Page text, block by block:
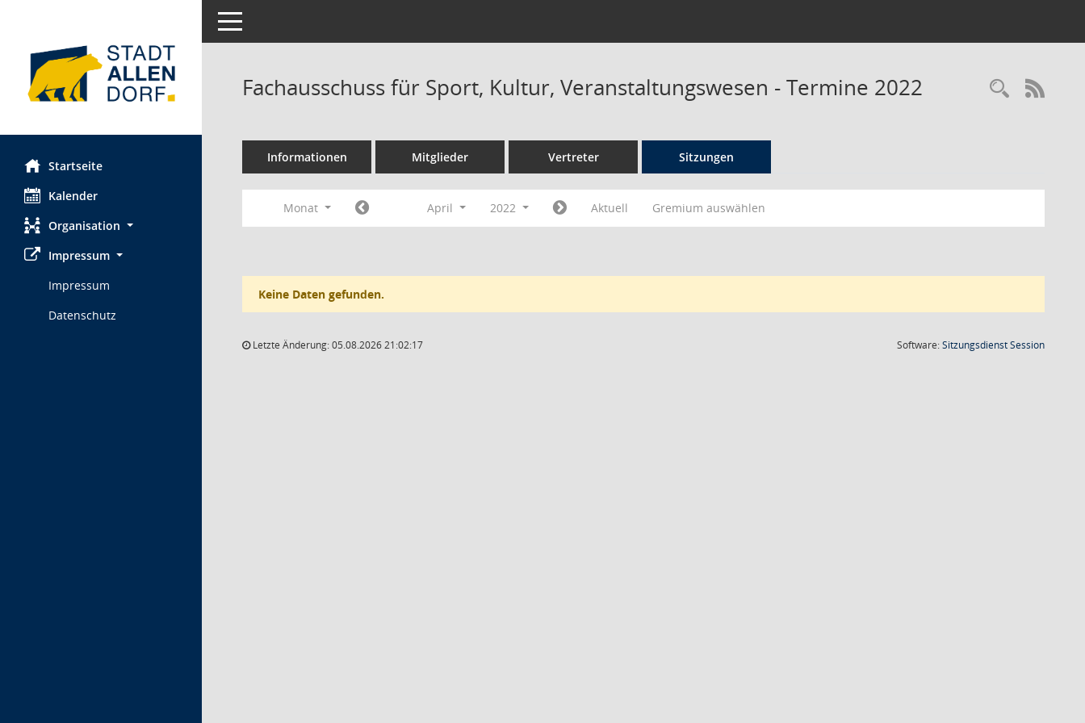
Startseite
Kalender
Organisation
Impressum
Impressum
Datenschutz
Toggle navigation
Fachausschuss für Sport, Kultur, Veranstaltungswesen - Termine 2022
Informationen Mitglieder Vertreter Sitzungen
Monat April 2022 Aktuell Gremium auswählen
Keine Daten gefunden.
Letzte Änderung: 05.08.2026 21:02:17 Software:SitzungsdienstSession(Wird in